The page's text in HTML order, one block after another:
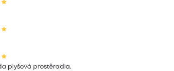
plyšová prostěradla.